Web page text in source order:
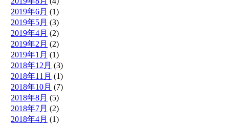
2019年6月 (1)
2019年5月 (3)
2019年4月 (2)
2019年2月 (2)
2019年1月 (1)
2018年12月 (3)
2018年11月 (1)
2018年10月 (7)
2018年8月 (5)
2018年7月 (2)
2018年4月 (1)